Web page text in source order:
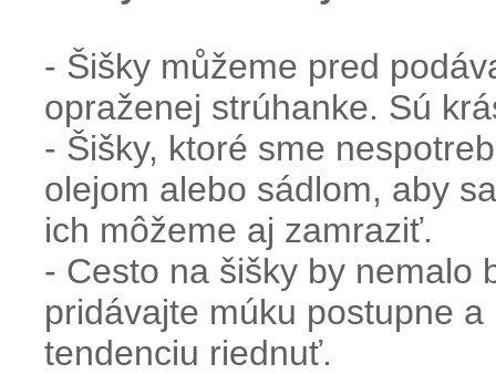
- Šišky můžeme pred
opraženej strúhanke. Sú
- Šišky, ktoré sme
olejom alebo sádlom, aby
ich môžeme aj zamraziť.
- Cesto na šišky by nemalo
pridávajte múku postupne
tendenciu riednuť.